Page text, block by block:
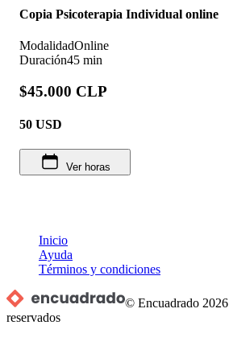
Copia Psicoterapia Individual online
ModalidadOnline
Duración45 min
$45.000 CLP
50 USD
Ver horas
Inicio
Ayuda
Términos y condiciones
© Encuadrado 2026
reservados